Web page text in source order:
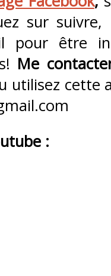
sur suivre,
pour être
Me
utilisez cette
: